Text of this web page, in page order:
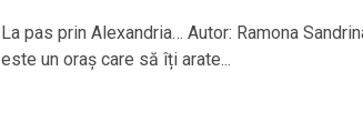
La pas prin Alexandria… Autor: Ramona
este un oraș care să îți arate...